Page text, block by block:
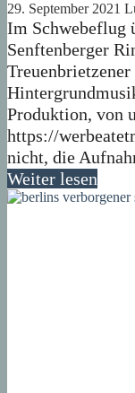
29. September 2021
Im Schwebeflug
Senftenberger
Produktion, von
https://
nicht, die
Weiter lesen